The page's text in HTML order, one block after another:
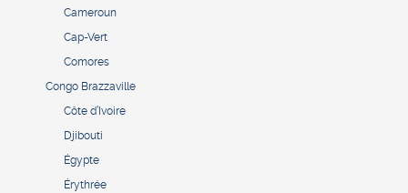
Cameroun
Cap-Vert
Comores
Congo Brazzaville
Côte d’Ivoire
Djibouti
Égypte
Érythrée